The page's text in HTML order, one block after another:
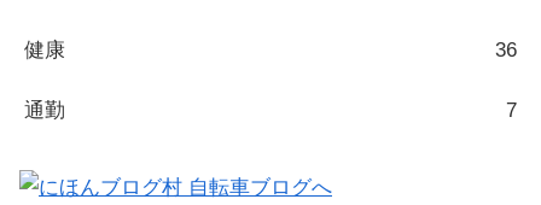
健康 36
通勤 7